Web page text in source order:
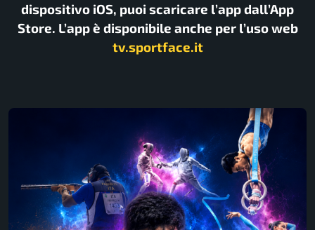
dispositivo iOS, puoi scaricare l’app dall’App
Store. L’app è disponibile anche per l’uso web
tv.sportface.it